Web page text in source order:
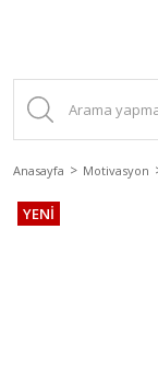
Anasayfa Motivasyon
YENİ